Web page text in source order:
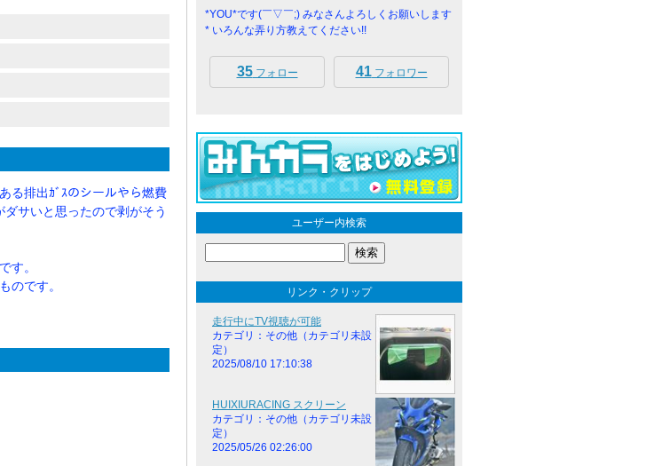
る排出ｶﾞｽのシールやら燃費
ダサいと思ったので剥がそう
す。
のです。
*YOU*です(￣▽￣;) みなさんよろしくお願いします
* いろんな弄り方教えてください!!
35フォロー 41フォロワー
ユーザー内検索
リンク・クリップ
走行中にTV視聴が可能
カテゴリ：その他（カテゴリ未設
定）
2025/08/10 17:10:38
HUIXIURACING スクリーン
カテゴリ：その他（カテゴリ未設
定）
2025/05/26 02:26:00